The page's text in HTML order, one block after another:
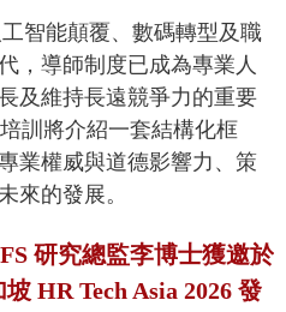
智能顛覆、數碼轉型及職
，導師制度已成為專業人
及維持長遠競爭力的重要
訓將介紹一套結構化框
業權威與道德影響力、策
來的發展。
研究總監李博士獲邀於
坡 HR Tech Asia 2026 發